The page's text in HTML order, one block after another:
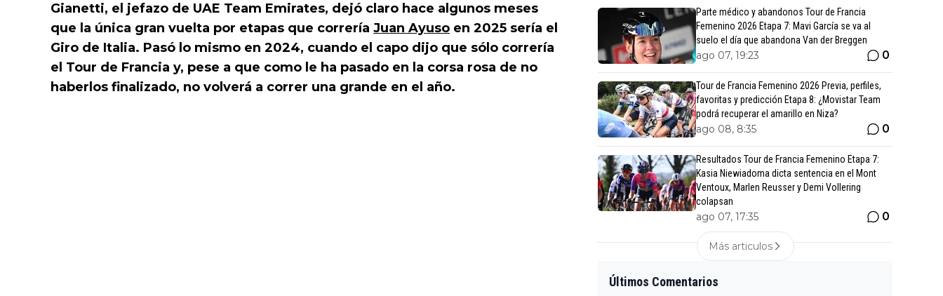
Gianetti, el jefazo de UAE Team Emirates, dejó claro hace algunos meses
que la única gran vuelta por etapas que correría Juan Ayuso en 2025 sería el
Giro de Italia. Pasó lo mismo en 2024, cuando el capo dijo que sólo correría
el Tour de Francia y, pese a que como le ha pasado en la corsa rosa de no
haberlos finalizado, no volverá a correr una grande en el año.
Parte médico y abandonos Tour de Francia
Femenino 2026 Etapa 7: Mavi García se va al
suelo el día que abandona Van der Breggen
ago 07, 19:23 0
Tour de Francia Femenino 2026 Previa, perfiles,
favoritas y predicción Etapa 8: ¿Movistar Team
podrá recuperar el amarillo en Niza?
ago 08, 8:35 0
Resultados Tour de Francia Femenino Etapa 7:
Kasia Niewiadoma dicta sentencia en el Mont
Ventoux, Marlen Reusser y Demi Vollering
colapsan
ago 07, 17:35 0
Más articulos
Últimos Comentarios